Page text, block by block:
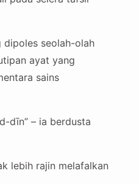
dipoles seolah-olah
ayat yang
sains
dīn” – ia berdusta
lebih rajin melafalkan